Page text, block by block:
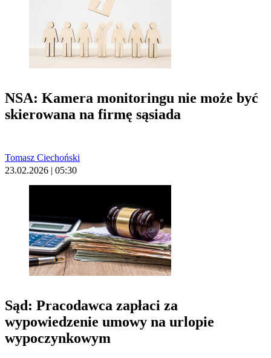
NSA: Kamera monitoringu nie może być
skierowana na firmę sąsiada
Tomasz Ciechoński
23.02.2026 | 05:30
Sąd: Pracodawca zapłaci za
wypowiedzenie umowy na urlopie
wypoczynkowym